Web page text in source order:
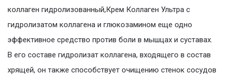
коллаген гидролизованный,Крем Коллаген Ультра с
гидролизатом коллагена и глюкозамином еще одно
эффективное средство против боли в мышцах и суставах.
В его составе гидролизат коллагена, входящего в состав
хрящей, он также способствует очищению стенок сосудов